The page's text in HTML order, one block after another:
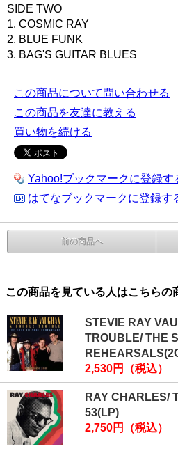
SIDE TWO
1. COSMIC RAY
2. BLUE FUNK
3. BAG'S GUITAR BLUES
この商品について問い合わせる
この商品を友達に教える
買い物を続ける
Yahoo!ブックマークに登録す
はてなブックマークに登録す
前の商品へ
この商品を見ている人はこちらの
STEVIE RAY
TROUBLE/ THE
2,530円（税込）
RAY CHARLES/
53(LP)
2,750円（税込）